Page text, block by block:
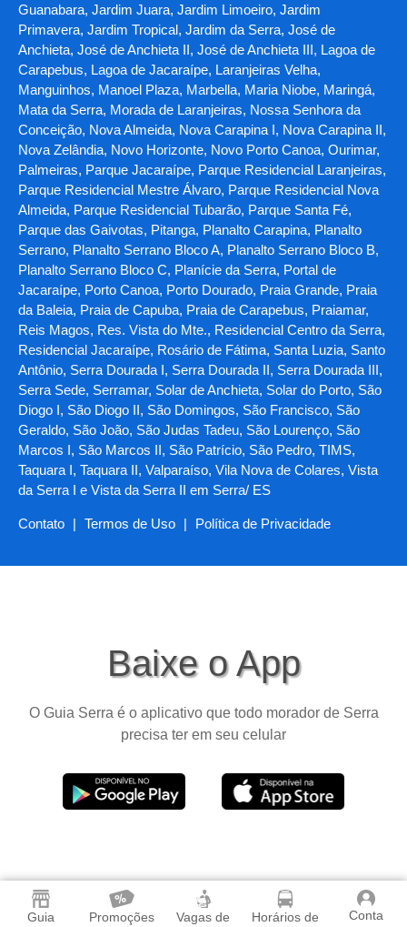
Guia Promoções Vagas de Horários de Conta
Guanabara, Jardim Juara, Jardim Limoeiro, Jardim
Primavera, Jardim Tropical, Jardim da Serra, José de
Anchieta, José de Anchieta II, José de Anchieta III, Lagoa de
Carapebus, Lagoa de Jacaraípe, Laranjeiras Velha,
Manguinhos, Manoel Plaza, Marbella, Maria Niobe, Maringá,
Mata da Serra, Morada de Laranjeiras, Nossa Senhora da
Conceição, Nova Almeida, Nova Carapina I, Nova Carapina II,
Nova Zelândia, Novo Horizonte, Novo Porto Canoa, Ourimar,
Palmeiras, Parque Jacaraípe, Parque Residencial Laranjeiras,
Parque Residencial Mestre Álvaro, Parque Residencial Nova
Almeida, Parque Residencial Tubarão, Parque Santa Fé,
Parque das Gaivotas, Pitanga, Planalto Carapina, Planalto
Serrano, Planalto Serrano Bloco A, Planalto Serrano Bloco B,
Planalto Serrano Bloco C, Planície da Serra, Portal de
Jacaraípe, Porto Canoa, Porto Dourado, Praia Grande, Praia
da Baleia, Praia de Capuba, Praia de Carapebus, Praiamar,
Reis Magos, Res. Vista do Mte., Residencial Centro da Serra,
Residencial Jacaraípe, Rosário de Fátima, Santa Luzia, Santo
Antônio, Serra Dourada I, Serra Dourada II, Serra Dourada III,
Serra Sede, Serramar, Solar de Anchieta, Solar do Porto, São
Diogo I, São Diogo II, São Domingos, São Francisco, São
Geraldo, São João, São Judas Tadeu, São Lourenço, São
Marcos I, São Marcos II, São Patrício, São Pedro, TIMS,
Taquara I, Taquara II, Valparaíso, Vila Nova de Colares, Vista
da Serra I e Vista da Serra II em Serra/ ES
Contato | Termos de Uso | Política de Privacidade
Baixe o App
O Guia Serra é o aplicativo que todo morador de Serra
precisa ter em seu celular